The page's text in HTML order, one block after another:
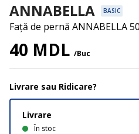
ANNABELLA BASIC
Față de pernă ANNABELLA
40 MDL /Buc
Livrare sau Ridicare?
Livrare
În stoc